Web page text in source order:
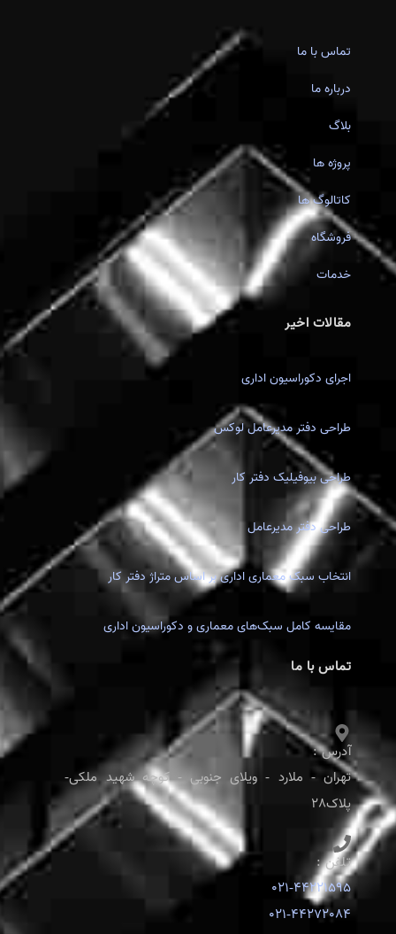
تماس با ما
درباره ما
بلاگ
پروژه ها
کاتالوگ ها
فروشگاه
خدمات
مقالات اخیر
اجرای دکوراسیون اداری
طراحی دفتر مدیرعامل لوکس
طراحی بیوفیلیک دفتر کار
طراحی دفتر مدیرعامل
انتخاب سبک معماری اداری بر اساس متراژ دفتر کار
مقایسه کامل سبک‌های معماری و دکوراسیون اداری
تماس با ما
آدرس :
تهران - ملارد - ویلای جنوبی - کوچه شهید ملکی-
پلاک28
تلفن :
021-44221595
021-44272084